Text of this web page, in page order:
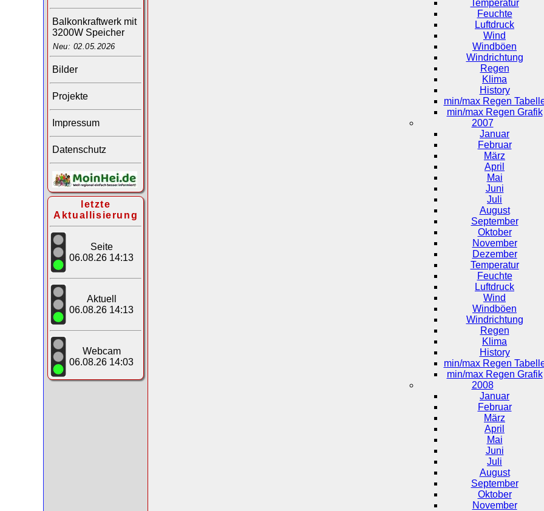
Balkonkraftwerk mit
3200W Speicher
Neu: 02.05.2026
Bilder
Projekte
Impressum
Datenschutz
letzte
Aktuallisierung
Seite
06.08.26 14:13
Aktuell
06.08.26 14:13
Webcam
06.08.26 14:03
Temperatur
Feuchte
Luftdruck
Wind
Windböen
Windrichtung
Regen
Klima
History
min/max Regen
min/max Regen Grafik
2007
Januar
Februar
März
April
Mai
Juni
Juli
August
September
Oktober
November
Dezember
Temperatur
Feuchte
Luftdruck
Wind
Windböen
Windrichtung
Regen
Klima
History
min/max Regen
min/max Regen Grafik
2008
Januar
Februar
März
April
Mai
Juni
Juli
August
September
Oktober
November